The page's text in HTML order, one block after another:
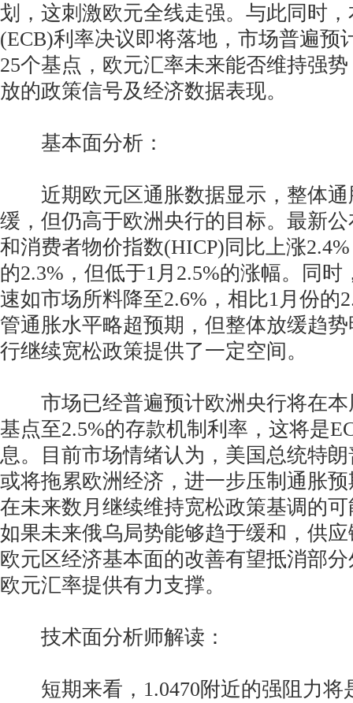
划，这刺激欧元全线走强。与此同时
(ECB)利率决议即将落地，市场普遍预
25个基点，欧元汇率未来能否维持强
放的政策信号及经济数据表现。
基本面分析：
近期欧元区通胀数据显示，整体通
缓，但仍高于欧洲央行的目标。最新
和消费者物价指数(HICP)同比上涨
的2.3%，但低于1月2.5%的涨幅。同时
速如市场所料降至2.6%，相比1月份的
管通胀水平略超预期，但整体放缓趋
行继续宽松政策提供了一定空间。
市场已经普遍预计欧洲央行将在本
基点至2.5%的存款机制利率，这将是
息。目前市场情绪认为，美国总统特
或将拖累欧洲经济，进一步压制通胀
在未来数月继续维持宽松政策基调的
如果未来俄乌局势能够趋于缓和，供
欧元区经济基本面的改善有望抵消部
欧元汇率提供有力支撑。
技术面分析师解读：
短期来看，1.0470附近的强阻力将